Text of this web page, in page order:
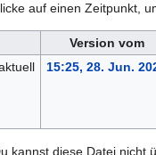
auf einen Zeitpunkt,
Version vom
15:25, 28. Jun.
kannst diese Datei nicht